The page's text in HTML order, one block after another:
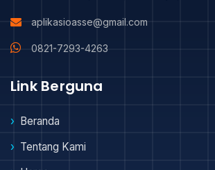
aplikasioasse@gmail.com
0821-7293-4263
Link Berguna
Beranda
Tentang Kami